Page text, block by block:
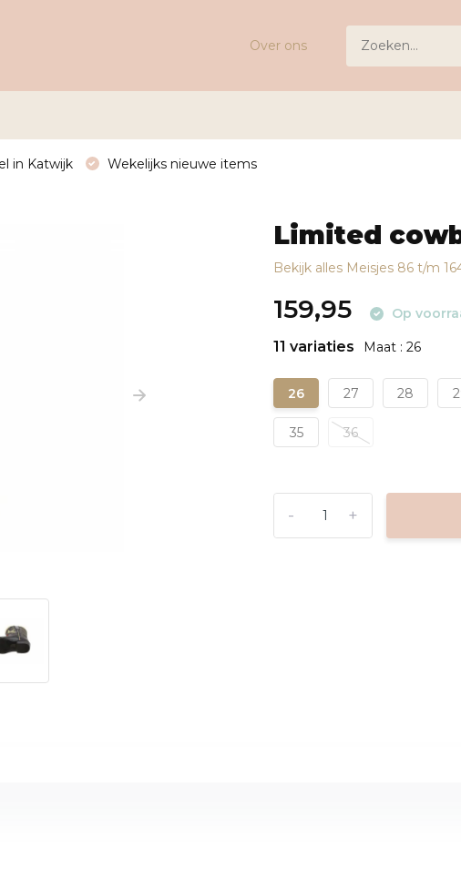
Over ons
in Katwijk Wekelijks nieuwe items
Limited
Bekijk alles Meisjes 86 t/m
159,95 Op
11 variaties Maat : 26
26 27 28
35 36
+
-